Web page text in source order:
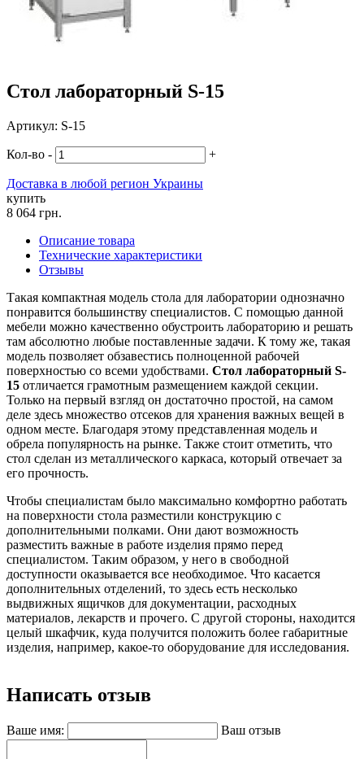
Стол лабораторный S-15
Артикул: S-15
Кол-во - +
Доставка в любой регион Украины
купить
8 064 грн.
Описание товара
Технические характеристики
Отзывы
Такая компактная модель стола для лаборатории однозначно
понравится большинству специалистов. С помощью данной
мебели можно качественно обустроить лабораторию и решать
там абсолютно любые поставленные задачи. К тому же, такая
модель позволяет обзавестись полноценной рабочей
поверхностью со всеми удобствами. Стол лабораторный S-
15 отличается грамотным размещением каждой секции.
Только на первый взгляд он достаточно простой, на самом
деле здесь множество отсеков для хранения важных вещей в
одном месте. Благодаря этому представленная модель и
обрела популярность на рынке. Также стоит отметить, что
стол сделан из металлического каркаса, который отвечает за
его прочность.
Чтобы специалистам было максимально комфортно работать
на поверхности стола разместили конструкцию с
дополнительными полками. Они дают возможность
разместить важные в работе изделия прямо перед
специалистом. Таким образом, у него в свободной
доступности оказывается все необходимое. Что касается
дополнительных отделений, то здесь есть несколько
выдвижных ящичков для документации, расходных
материалов, лекарств и прочего. С другой стороны, находится
целый шкафчик, куда получится положить более габаритные
изделия, например, какое-то оборудование для исследования.
Написать отзыв
Ваше имя: Ваш отзыв